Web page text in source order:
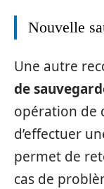
Nouvelle
Une autre
de
opération de
d’effectuer
permet de
cas de